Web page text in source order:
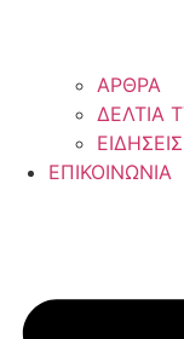
ΑΡΘΡΑ
ΔΕΛΤΙΑ
ΕΙΔΗΣΕΙΣ
ΕΠΙΚΟΙΝΩΝΙΑ